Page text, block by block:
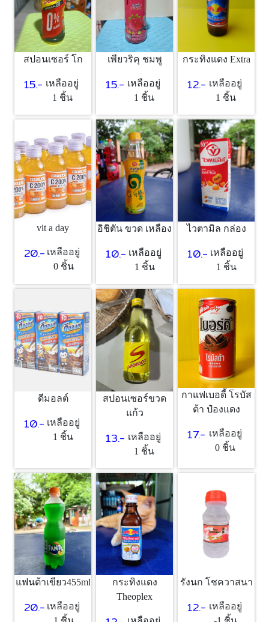
สปอนเซอร์ โก
15.- เหลืออยู่
1 ชิ้น
เพียวริคุ ชมพู
15.- เหลืออยู่
1 ชิ้น
กระทิงแดง Extra
12.- เหลืออยู่
1 ชิ้น
vit a day
20.- เหลืออยู่
0 ชิ้น
อิชิตัน ขวด เหลือง
10.- เหลืออยู่
1 ชิ้น
ไวตามิล กล่อง
10.- เหลืออยู่
1 ชิ้น
ดีมอลต์
10.- เหลืออยู่
1 ชิ้น
สปอนเซอร์ขวด
แก้ว
13.- เหลืออยู่
1 ชิ้น
กาแฟเบอดี้ โรบัส
ต้า ป๋องแดง
17.- เหลืออยู่
0 ชิ้น
แฟนต้าเขียว455ml
20.- เหลืออยู่
กระทิงแดง
Theoplex
รังนก โชควาสนา
12.- เหลืออยู่